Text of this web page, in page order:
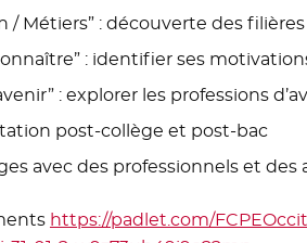
/ Métiers” : découverte des
: identifier ses
: explorer les professions
post-collège et post-bac
avec des professionnels et
https://padlet.com/